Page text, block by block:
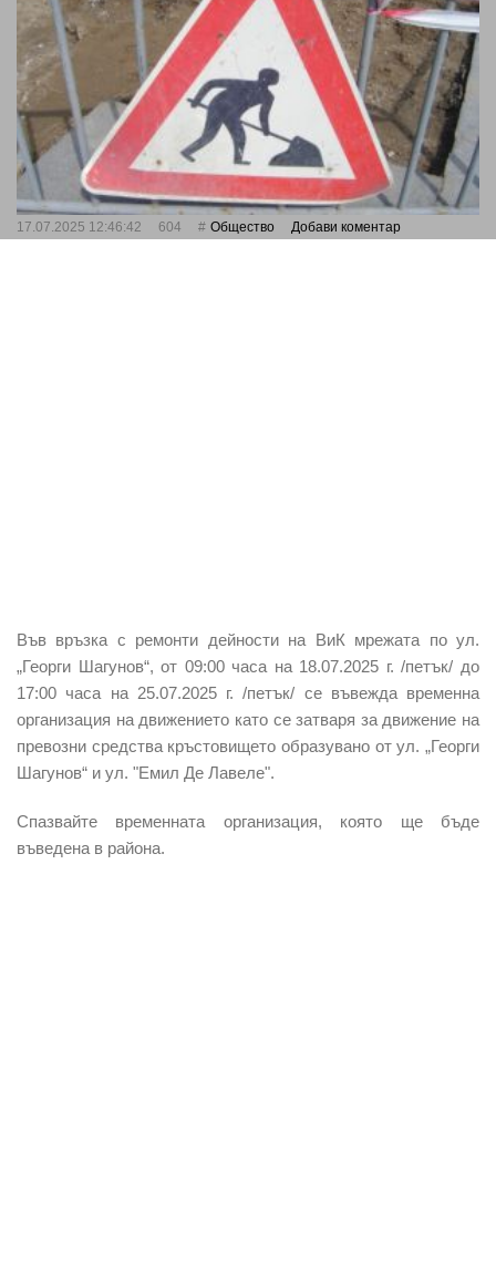
17.07.2025 12:46:42 604 Общество Добави коментар
Във връзка с ремонти дейности на ВиК мрежата по ул.
„Георги Шагунов“, от 09:00 часа на 18.07.2025 г. /петък/ до
17:00 часа на 25.07.2025 г. /петък/ се въвежда временна
организация на движението като се затваря за движение на
превозни средства кръстовището образувано от ул. „Георги
Шагунов“ и ул. "Емил Де Лавеле".
Спазвайте временната организация, която ще бъде
въведена в района.